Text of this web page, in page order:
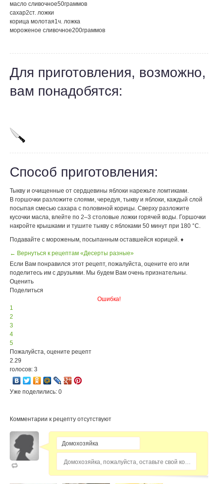
масло сливочное50граммов
сахар2ст. ложки
корица молотая1ч. ложка
мороженое сливочное200граммов
Для приготовления, возможно,
вам понадобятся:
Способ приготовления:
Тыкву и очищенные от сердцевины яблоки нарежьте ломтиками.
В горшочки разложите слоями, чередуя, тыкву и яблоки, каждый слой
посыпая смесью сахара с половиной корицы. Сверху разложите
кусочки масла, влейте по 2–3 столовые ложки горячей воды. Горшочки
накройте крышками и тушите тыкву с яблоками 50 минут при 180 °С.
Подавайте с мороженым, посыпанным оставшейся корицей. ♦
← Вернуться к рецептам «Десерты разные»
Если Вам понравился этот рецепт, пожалуйста, оцените его или
поделитесь им с друзьями. Мы будем Вам очень признательны.
Оценить
Поделиться
Ошибка!
1
2
3
4
5
Пожалуйста, оцените рецепт
2.29
голосов: 3
Уже поделились: 0
Комментарии к рецепту отсутствуют
Домохозяйка, пожалуйста, оставьте свой комментарий...